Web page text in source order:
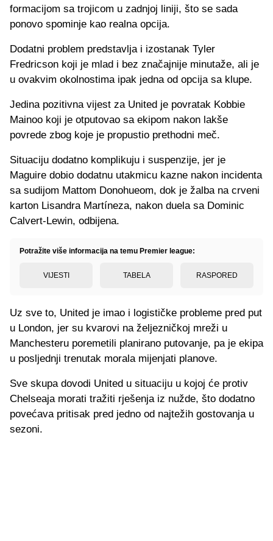
formacijom sa trojicom u zadnjoj liniji, što se sada
ponovo spominje kao realna opcija.
Dodatni problem predstavlja i izostanak Tyler
Fredricson koji je mlad i bez značajnije minutaže, ali je
u ovakvim okolnostima ipak jedna od opcija sa klupe.
Jedina pozitivna vijest za United je povratak Kobbie
Mainoo koji je otputovao sa ekipom nakon lakše
povrede zbog koje je propustio prethodni meč.
Situaciju dodatno komplikuju i suspenzije, jer je
Maguire dobio dodatnu utakmicu kazne nakon incidenta
sa sudijom Mattom Donohueom, dok je žalba na crveni
karton Lisandra Martíneza, nakon duela sa Dominic
Calvert-Lewin, odbijena.
Potražite više informacija na temu Premier league:
VIJESTI TABELA RASPORED
Uz sve to, United je imao i logističke probleme pred put
u London, jer su kvarovi na željezničkoj mreži u
Manchesteru poremetili planirano putovanje, pa je ekipa
u posljednji trenutak morala mijenjati planove.
Sve skupa dovodi United u situaciju u kojoj će protiv
Chelseaja morati tražiti rješenja iz nužde, što dodatno
povećava pritisak pred jedno od najtežih gostovanja u
sezoni.